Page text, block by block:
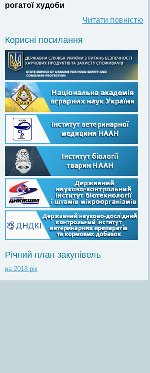
рогатої худоби
Читати повністю
Корисні посилання
Річний план закупівель
на 2018 рік